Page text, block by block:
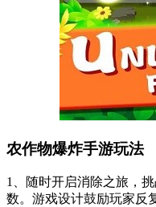
农作物爆炸手游玩法
1、随时开启消除之旅，
数。游戏设计鼓励玩家反